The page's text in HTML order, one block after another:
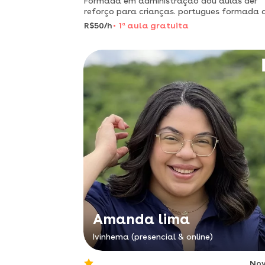
reforço para crianças. portugues formada
R$50/h
1 a aula gratuita
Amanda lima
Ivinhema (presencial & online)